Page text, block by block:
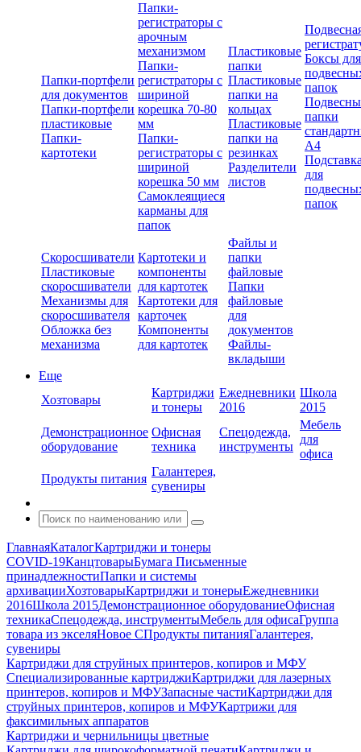
Папки-портфели
для документов
Папки-портфели
пластиковые
Папки-
картотеки
Папки-
регистраторы с
арочным
механизмом
Папки-
регистраторы с
шириной
корешка 70-80
мм
Папки-
регистраторы с
шириной
корешка 50 мм
Самоклеящиеся
карманы для
папок
Пластиковые
папки
Пластиковые
папки на
кольцах
Пластиковые
папки на
резинках
Разделители
листов
Боксы для
папок
папки
А4
для
папок
Скоросшиватели
Пластиковые
скоросшиватели
Механизмы для
скоросшивателя
Обложка без
механизма
Картотеки и
компоненты
для картотек
Картотеки для
карточек
Компоненты
для картотек
Файлы и
папки
файловые
Папки
файловые
для
документов
Файлы-
вкладыши
Еще
Хозтовары
Картриджи
и тонеры
Ежедневники
2016
Школа
2015
Демонстрационное
оборудование
Офисная
техника
Спецодежда,
инструменты
Мебель
для
офиса
Продукты питания
Галантерея,
сувениры
ГлавнаяКаталогКартриджи и тонеры
COVID-19КанцтоварыБумага Письменные
принадлежностиПапки и системы
архивацииХозтоварыКартриджи и тонерыЕжедневники
2016Школа 2015Демонстрационное оборудованиеОфисная
техникаСпецодежда, инструментыМебель для офисаГруппа
товара из экселяНовое СПродукты питанияГалантерея,
сувениры
Картриджи для струйных принтеров, копиров и МФУ
Специализированные картриджиКартриджи для лазерных
принтеров, копиров и МФУЗапасные частиКартриджи для
струйных принтеров, копиров и МФУКартрижи для
факсимильных аппаратов
Картриджи и чернильницы цветные